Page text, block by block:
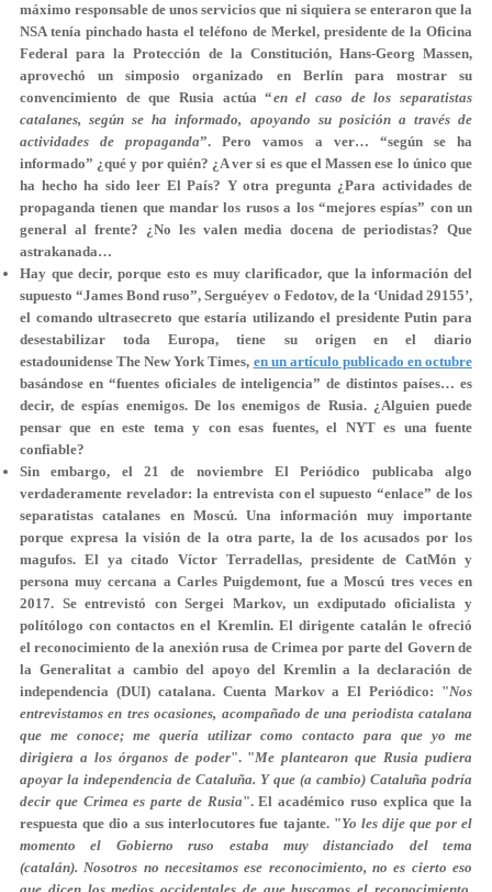
máximo responsable de unos servicios que ni siquiera se enteraron que la
NSA tenía pinchado hasta el teléfono de Merkel, presidente de la Oficina
Federal para la Protección de la Constitución, Hans-Georg Massen,
aprovechó un simposio organizado en Berlín para mostrar su
convencimiento de que Rusia actúa “en el caso de los separatistas
catalanes, según se ha informado, apoyando su posición a través de
actividades de propaganda”. Pero vamos a ver… “según se ha
informado” ¿qué y por quién? ¿A ver si es que el Massen ese lo único que
ha hecho ha sido leer El País? Y otra pregunta ¿Para actividades de
propaganda tienen que mandar los rusos a los “mejores espías” con un
general al frente? ¿No les valen media docena de periodistas? Que
astrakanada…
Hay que decir, porque esto es muy clarificador, que la información del
supuesto “James Bond ruso”, Serguéyev o Fedotov, de la ‘Unidad 29155’,
el comando ultrasecreto que estaría utilizando el presidente Putin para
desestabilizar toda Europa, tiene su origen en el diario
estadounidense The New York Times, en un artículo publicado en octubre
basándose en “fuentes oficiales de inteligencia” de distintos países… es
decir, de espías enemigos. De los enemigos de Rusia. ¿Alguien puede
pensar que en este tema y con esas fuentes, el NYT es una fuente
confiable?
Sin embargo, el 21 de noviembre El Periódico publicaba algo
verdaderamente revelador: la entrevista con el supuesto “enlace” de los
separatistas catalanes en Moscú. Una información muy importante
porque expresa la visión de la otra parte, la de los acusados por los
magufos. El ya citado Víctor Terradellas, presidente de CatMón y
persona muy cercana a Carles Puigdemont, fue a Moscú tres veces en
2017. Se entrevistó con Sergei Markov, un exdiputado oficialista y
polítólogo con contactos en el Kremlin. El dirigente catalán le ofreció
el reconocimiento de la anexión rusa de Crimea por parte del Govern de
la Generalitat a cambio del apoyo del Kremlin a la declaración de
independencia (DUI) catalana. Cuenta Markov a El Periódico: "Nos
entrevistamos en tres ocasiones, acompañado de una periodista catalana
que me conoce; me quería utilizar como contacto para que yo me
dirigiera a los órganos de poder". "Me plantearon que Rusia pudiera
apoyar la independencia de Cataluña. Y que (a cambio) Cataluña podría
decir que Crimea es parte de Rusia". El académico ruso explica que la
respuesta que dio a sus interlocutores fue tajante. "Yo les dije que por el
momento el Gobierno ruso estaba muy distanciado del tema
(catalán). Nosotros no necesitamos ese reconocimiento, no es cierto eso